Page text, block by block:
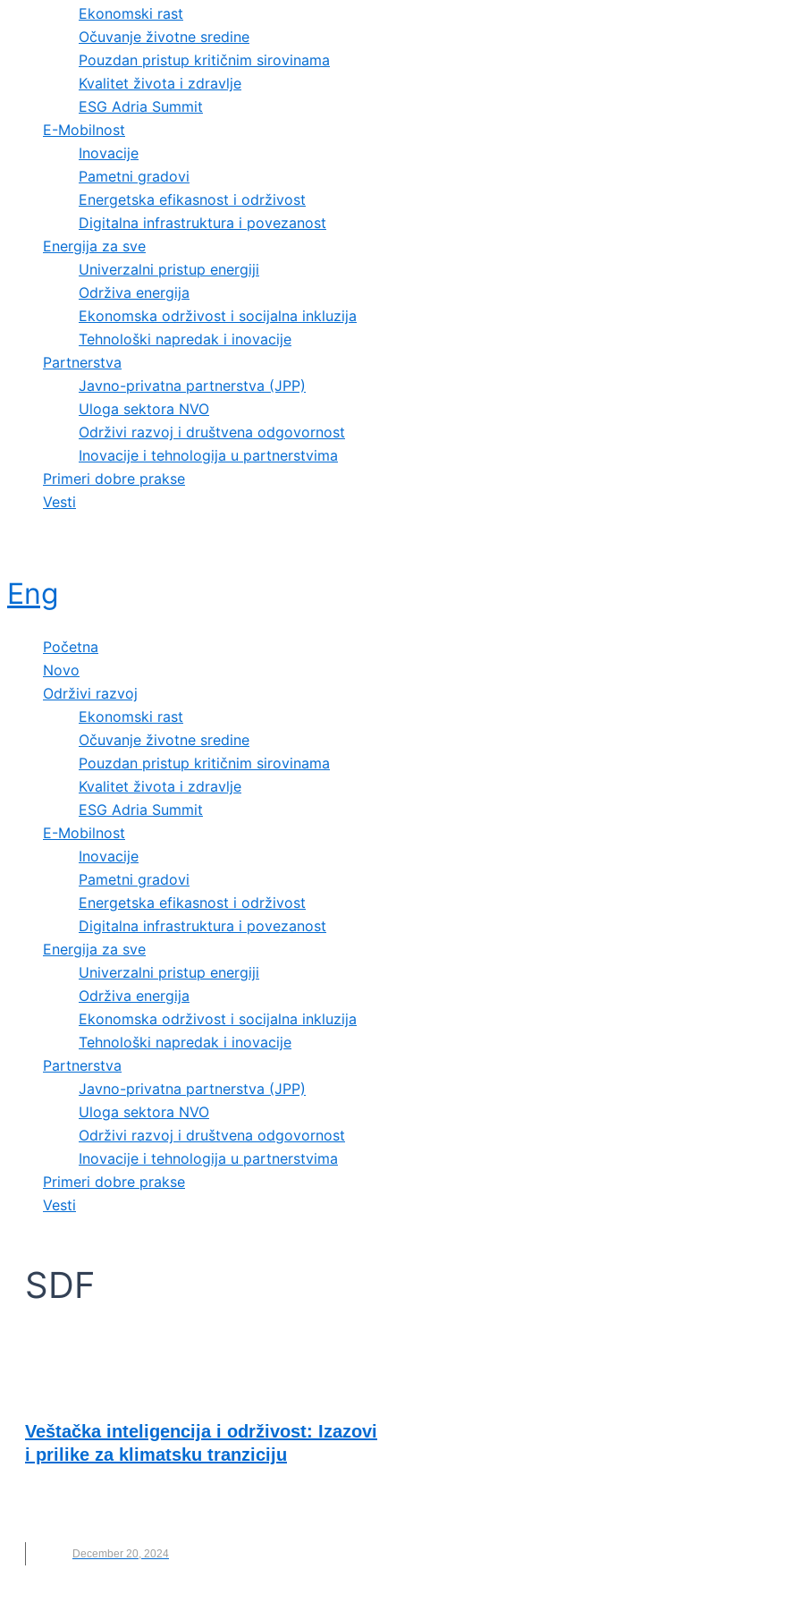
Ekonomski rast
Očuvanje životne sredine
Pouzdan pristup kritičnim sirovinama
Kvalitet života i zdravlje
ESG Adria Summit
E-Mobilnost
Inovacije
Pametni gradovi
Energetska efikasnost i održivost
Digitalna infrastruktura i povezanost
Energija za sve
Univerzalni pristup energiji
Održiva energija
Ekonomska održivost i socijalna inkluzija
Tehnološki napredak i inovacije
Partnerstva
Javno-privatna partnerstva (JPP)
Uloga sektora NVO
Održivi razvoj i društvena odgovornost
Inovacije i tehnologija u partnerstvima
Primeri dobre prakse
Vesti
Eng
Početna
Novo
Održivi razvoj
Ekonomski rast
Očuvanje životne sredine
Pouzdan pristup kritičnim sirovinama
Kvalitet života i zdravlje
ESG Adria Summit
E-Mobilnost
Inovacije
Pametni gradovi
Energetska efikasnost i održivost
Digitalna infrastruktura i povezanost
Energija za sve
Univerzalni pristup energiji
Održiva energija
Ekonomska održivost i socijalna inkluzija
Tehnološki napredak i inovacije
Partnerstva
Javno-privatna partnerstva (JPP)
Uloga sektora NVO
Održivi razvoj i društvena odgovornost
Inovacije i tehnologija u partnerstvima
Primeri dobre prakse
Vesti
SDF
Veštačka inteligencija i održivost: Izazovi
i prilike za klimatsku tranziciju
December 20, 2024